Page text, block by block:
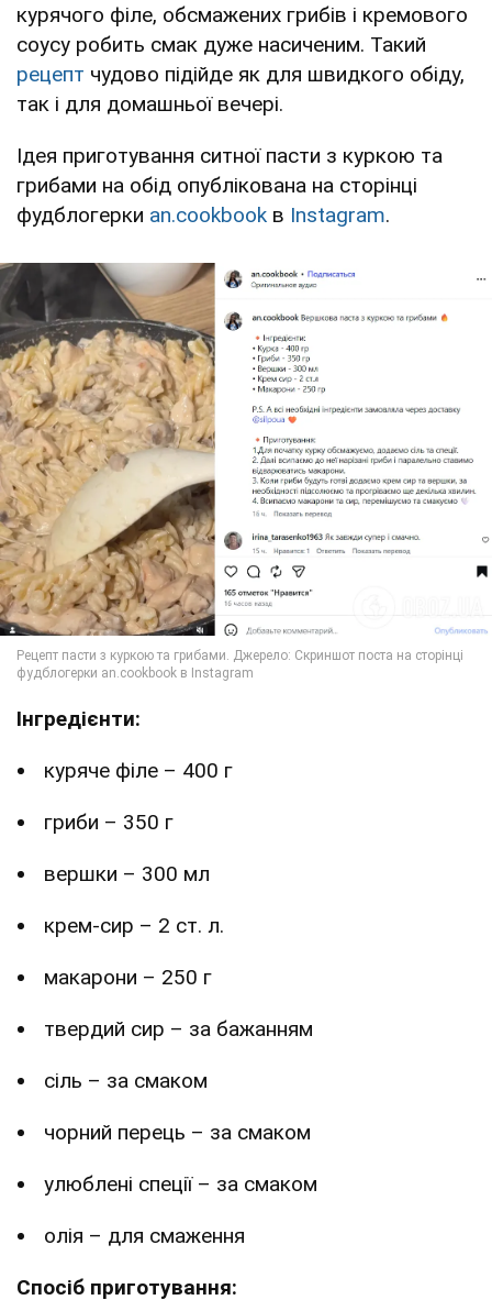
курячого філе, обсмажених грибів і кремового
соусу робить смак дуже насиченим. Такий
рецепт чудово підійде як для швидкого обіду,
так і для домашньої вечері.
Ідея приготування ситної пасти з куркою та
грибами на обід опублікована на сторінці
фудблогерки an.cookbook в Instagram.
Інгредієнти:
куряче філе – 400 г
гриби – 350 г
вершки – 300 мл
крем-сир – 2 ст. л.
макарони – 250 г
твердий сир – за бажанням
сіль – за смаком
чорний перець – за смаком
улюблені спеції – за смаком
олія – для смаження
Спосіб приготування: